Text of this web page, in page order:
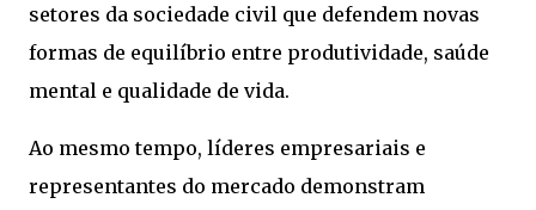
setores da sociedade civil que defendem novas
formas de equilíbrio entre produtividade, saúde
mental e qualidade de vida.
Ao mesmo tempo, líderes empresariais e
representantes do mercado demonstram